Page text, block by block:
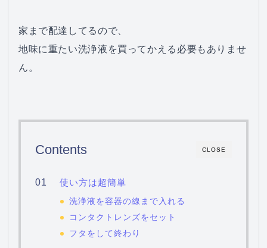
家まで配達してるので、
地味に重たい洗浄液を買ってかえる必要もありませ
ん。
CLOSE
Contents
使い方は超簡単
洗浄液を容器の線まで入れる
コンタクトレンズをセット
フタをして終わり